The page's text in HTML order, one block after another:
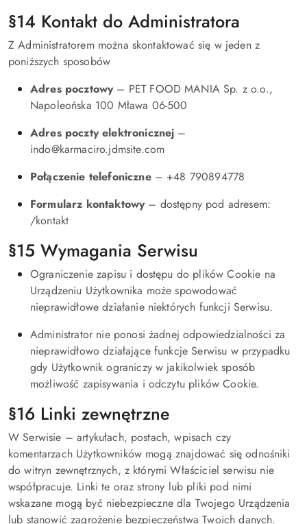
§14 Kontakt do Administratora
Z Administratorem można skontaktować się w jeden z
poniższych sposobów
Adres pocztowy– PET FOOD MANIA Sp. z o.o.,
Napoleońska 100 Mława 06-500
Adres poczty elektronicznej –
indo@karmaciro.jdmsite.com
Połączenie telefoniczne– +48 790894778
Formularz kontaktowy– dostępny pod adresem:
/kontakt
§15 Wymagania Serwisu
Ograniczenie zapisu i dostępu do plików Cookie na
Urządzeniu Użytkownika może spowodować
nieprawidłowe działanie niektórych funkcji Serwisu.
Administrator nie ponosi żadnej odpowiedzialności za
nieprawidłowo działające funkcje Serwisu w przypadku
gdy Użytkownik ograniczy w jakikolwiek sposób
możliwość zapisywania i odczytu plików Cookie.
§16 Linki zewnętrzne
W Serwisie – artykułach, postach, wpisach czy
komentarzach Użytkowników mogą znajdować się odnośniki
do witryn zewnętrznych, z którymi Właściciel serwisu nie
współpracuje. Linki te oraz strony lub pliki pod nimi
wskazane mogą być niebezpieczne dla Twojego Urządzenia
lub stanowić zagrożenie bezpieczeństwa Twoich danych.